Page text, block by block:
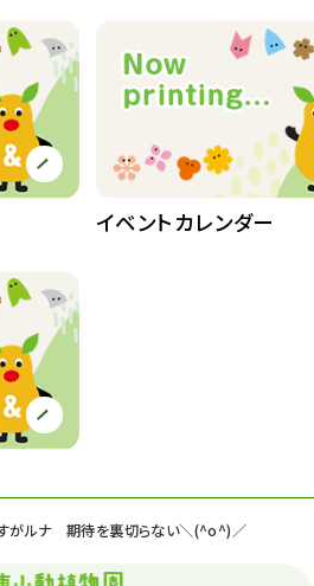
がルナ 期待を裏切らない＼(^o^)／
407
423
83
6
イベントカレンダー